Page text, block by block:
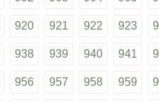
920 921 922 923
938 939 940 941
956 957 958 959